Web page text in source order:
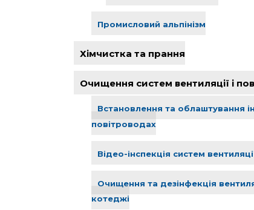
Промисловий альпінізм
Хімчистка та прання
Очищення систем вентиляції і
Встановлення та облаштування
повітроводах
Відео-інспекція систем
Очищення та дезінфекція
котеджі